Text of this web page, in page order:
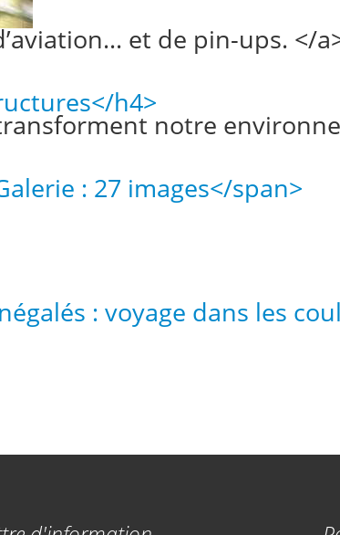
et de pin-ups. </
h4>
notre
: 27 images</span>
: voyage dans les